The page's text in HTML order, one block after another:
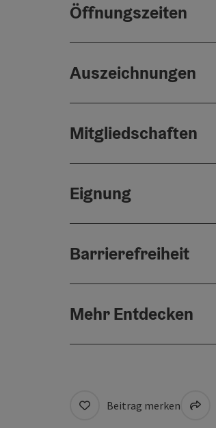
Öffnungszeiten
Auszeichnungen
Mitgliedschaften
Eignung
Barrierefreiheit
Mehr Entdecken
Beitrag merken